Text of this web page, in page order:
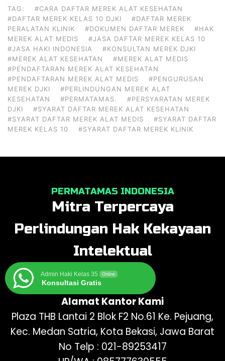
TAG:
#CARA DAFTAR MEREK ALAT KESEHATAN
#DAFTAR MEREK KELAS 10 DJKI
#DAFTAR MEREK
PERALATAN KLINIK
#DOKUMEN DAFTAR MEREK
#HAK
MEREK ALAT MEDIS
#JASA DAFTAR MEREK KELAS 10
#JASA HAKI INDONESIA
#KONSULTAN MEREK DJKI
#MEREK ALAT KESEHATAN
#MEREK ALAT MEDIS
#PENDAFTARAN MEREK ALAT KESEHATAN
#PENDAFTARAN MEREK ALAT MEDIS
#PENGURUSAN
MEREK DJKI
#PERLINDUNGAN MEREK ALAT
KESEHATAN
#PERMATAMAS.
#PERSYARATAN MEREK
DJKI
#SYARAT DAFTAR MEREK ALAT KESEHATAN
#SYARAT DAFTAR MEREK ALAT MEDIS
#SYARAT DAFTAR
MEREK KELAS 10
#SYARAT DAFTAR MEREK KLINIK
PERMATAMAS INDONESIA
Mitra Terpercaya
Perlindungan Hak Kekayaan
Intelektual
Admin Haki Kelas 35 Online
Konsultasi Gratis
Alamat Kantor Kami
Plaza THB Lantai 2 Blok F2 No.61 Ke. Pejuang,
Kec. Medan Satria, Kota Bekasi, Jawa Barat
No Telp : 021-89253417